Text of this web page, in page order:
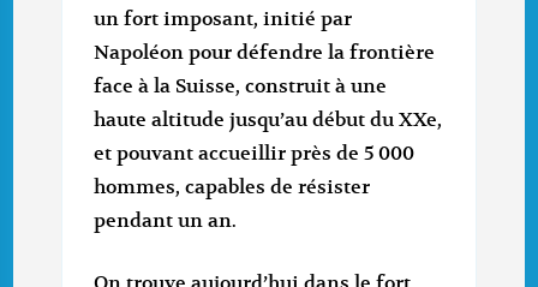
un fort imposant, initié par
Napoléon pour défendre la frontière
face à la Suisse, construit à une
haute altitude jusqu’au début du XXe,
et pouvant accueillir près de 5 000
hommes, capables de résister
pendant un an.